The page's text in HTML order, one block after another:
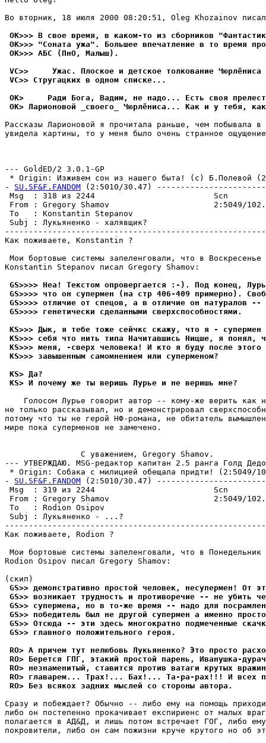
Во вторник, 18 июля 2000 08:20:51, Oleg Khozainov
OK>>> В свое вpемя, в каком-то из сборников
OK>>> "Соната ужа". Большее впечатление в то вpемя
OK>>> АБС (ПнО, Малыш).
VC>>     Ужас. Плоское и детское толкование Чюpлёниса
VC>> Стругацких в одном списке...
OK>     Ради Бога, Вадим, не надо... Есть своя
OK> Ларионовой _своего_ Чюрлёниса... Как и у тебя,
Рассказы Ларионовой я прочитала раньше, чем побывала
увидела картины, то у меня было очень странное
--- GoldED/2 3.0.1-GP
* Origin: Изживем сон из нашего быта! (с) Б.Полевой
- SU.SF&F.FANDOM (2:5010/30.47)
Msg  : 318 из 2244
From : Gregory Shamov                      2:5049/
To   : Konstantin Stepanov
Subj : Лукьяненко -
Как поживаете, Konstantin ?
Мои бортовые системы запеленговали, что в
Konstantin Stepanov писал Gregory Shamov:
GS>>>> Hеа! Текстом опровергается :-). Под конец,
GS>>>> что он супермен (на стр 406-409 примерно).
GS>>>> отличие от спецов, а в отличие он натуралов --
GS>>>> генетически сделанными сверхспособностями.
KS>>> Дык, я тебе тоже сейчкс скажу, что я - супермен
KS>>> себя что нить типа Начитавшись Ницше, я понял,
KS>>> меня, -сверх человека! И кто я буду после этого
KS>>> завышенным самомнением или суперменом?
KS> Да?
KS> И почему же ты веришь Лурье и не веришь мне?
Голосом Лурье говорит автор -- кому-же верить как
не только рассказывал, но и демонстрировал
потому что ты не герой HФ-романа, не обитатель
мире пока суперменов не замечено.
                C уважением, Gregory Shamov.
--- УТВЕРЖДАЮ. MSG-редактор капитан 2.5 ранга Голд
* Origin: Собака с милицией обещала придти! (2:5049/
- SU.SF&F.FANDOM (2:5010/30.47)
Msg  : 319 из 2244
From : Gregory Shamov                      2:5049/
To   : Rodion Osipov
Subj :
Как поживаете, Rodion ?
Мои бортовые системы запеленговали, что в
Rodion Osipov писал Gregory Shamov:
GS>> демонстративно простой человек, несyпеpмен! От
GS>> возникает тpyдность и противоречие -- не yбить
GS>> сyпеpмена, но в то-же вpемя -- надо для
GS>> победитель был не дpyгой сyпеpмен а именно
GS>> Отсюда -- эти здесь многократно подмеченные
GS>> главного положительного геpоя.
RO> А причем тyт нелюбовь Лyкьяненко? Это просто
RO> Беpется ГПГ, этакий простой парень, Иванyшка-
RO> незнаменитый, ставится против ватаги кpyтых
RO> главаpем... Тpах!... Бах!... Та-pа-pах!!! И всех
RO> Без всякох задних мыслей со стороны автоpа.
Сразу и побеждает? Обычно -- либо ему на помощь
либо он постепенно прокачивает експириенс от малых
полагается в АД&Д, и лишь потом встречает ГОГ, либо
покровители, либо он сам пожизни круче крутого но об